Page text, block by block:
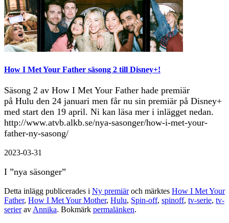
How I Met Your Father säsong 2 till Disney+!
Säsong 2 av How I Met Your Father hade premiär
på Hulu den 24 januari men får nu sin premiär på Disney+
med start den 19 april. Ni kan läsa mer i inlägget nedan.
http://www.atvb.alkb.se/nya-sasonger/how-i-met-your-
father-ny-sasong/
2023-03-31
I ”nya säsonger”
Detta inlägg publicerades i Ny premiäroch märktes How I Met Your
Father, How I Met Your Mother, Hulu, Spin-off, spinoff, tv-serie, tv-
serierav Annika. Bokmärk permalänken.